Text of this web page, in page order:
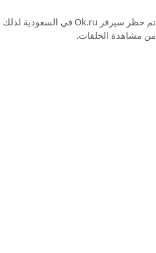
من مشاهدة الحلقات.